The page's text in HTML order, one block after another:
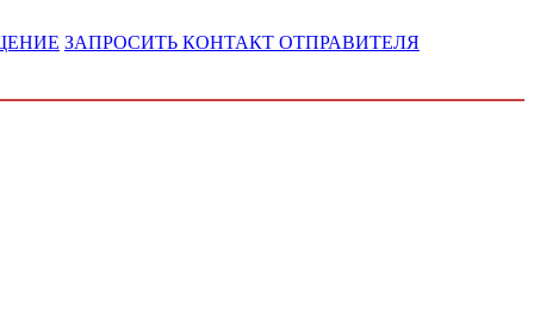
ЗАПРОСИТЬ КОНТАКТ ОТПРАВИТЕЛЯ